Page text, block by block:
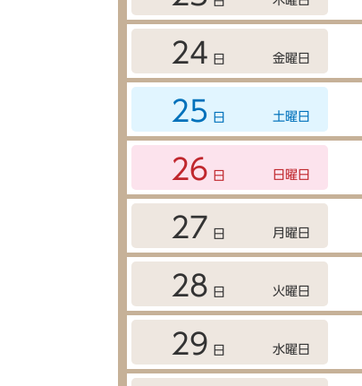
24 日 金曜日
25 日 土曜日
26 日 日曜日
27 日 月曜日
28 日 火曜日
29 日 水曜日